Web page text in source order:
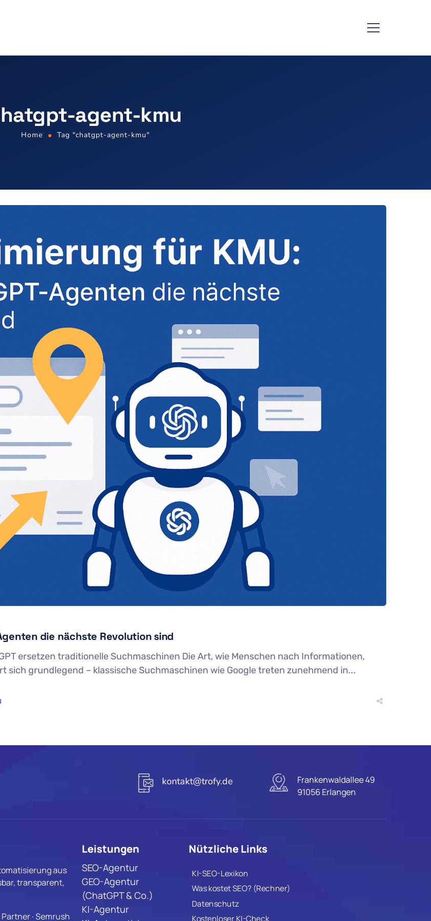
agent-kmu
Home Tag "chatgpt-agent-kmu"
die nächste Revolution sind
ersetzen traditionelle Suchmaschinen Die Art, wie Menschen nach Informationen,
grundlegend – klassische Suchmaschinen wie Google treten zunehmend in...
kontakt@trofy.de
Frankenwaldallee 49
91056 Erlangen
aus
transparent,
· Semrush
Leistungen
SEO-Agentur
GEO-Agentur
(ChatGPT & Co.)
KI-Agentur
Nützliche Links
KI-SEO-Lexikon
Was kostet SEO? (Rechner)
Datenschutz
Kostenloser KI-Check